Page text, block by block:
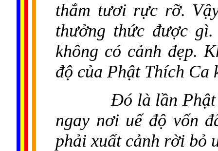
thắm tươi rực rỡ.
thưởng thức được
không có cảnh đẹp.
độ của Phật Thích Ca
Đó là lần
ngay nơi uế độ vốn
phải xuất cảnh rời bỏ